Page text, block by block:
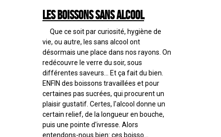
Les boissons sans alcool
Que ce soit par curiosité, hygiène de
vie, ou autre, les sans alcool ont
désormais une place dans nos rayons. On
redécouvre le verre du soir, sous
différentes saveurs... Et ça fait du bien.
ENFIN des boissons travaillées et pour
certaines pas sucrées, qui procurent un
plaisir gustatif. Certes, l'alcool donne un
certain relief, de la longueur en bouche,
puis une pointe d'ivresse. Alors
entendons-nous bien: ces boisso...